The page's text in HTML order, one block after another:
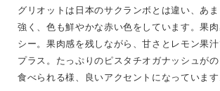
グリオットは日本のサクランボとは違い、あ
強く、色も鮮やかな赤い色をしています。果
シー。果肉感を残しながら、甘さとレモン果
プラス。たっぷりのピスタチオガナッシュが
食べられる様、良いアクセントになっています